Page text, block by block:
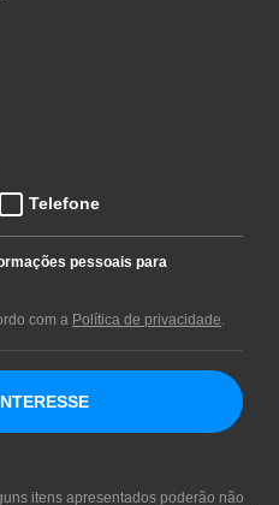
Telefone
pessoais para
com a Política de privacidade.
itens apresentados poderão não